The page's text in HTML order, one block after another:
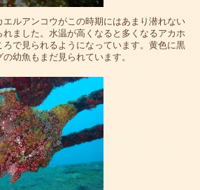
ルアンコウがこの時期にはあまり潜れない
ました。水温が高くなると多くなるアカホ
で見られるようになっています。黄色に黒
幼魚もまだ見られています。